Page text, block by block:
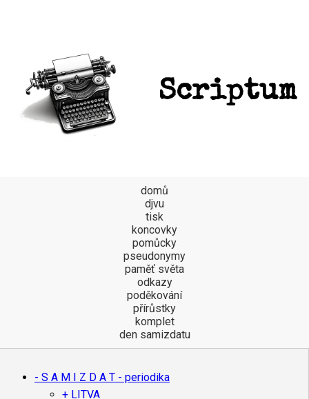
Scriptum
domů
djvu
tisk
koncovky
pomůcky
pseudonymy
paměť světa
odkazy
poděkování
přírůstky
komplet
den samizdatu
- S A M I Z D A T - periodika
+ LITVA